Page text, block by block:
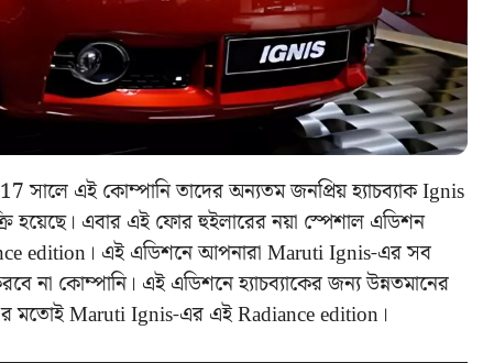
সালে এই কোম্পানি তাদের অন্যতম জনপ্রিয় হ্যাচব্যাক Ignis
হয়েছে। এবার এই ফোর হুইলারের নয়া স্পেশাল এডিশন
edition। এই এডিশনে আপনারা Maruti Ignis-এর সব
না কোম্পানি। এই এডিশনে হ্যাচব্যাকের জন্য উন্নতমানের
মতোই Maruti Ignis-এর এই Radiance edition।